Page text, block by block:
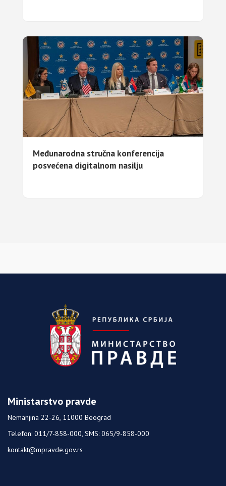
Međunarodna stručna konferencija
posvećena digitalnom nasilju
Ministarstvo pravde
Nemanjina 22-26, 11000 Beograd
Telefon: 011/7-858-000, SMS: 065/9-858-000
kontakt@mpravde.gov.rs